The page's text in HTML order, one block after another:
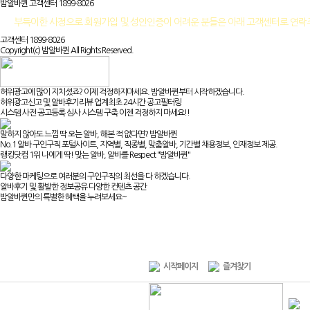
밤알바퀸 고객센터 1899-8026
부득이한 사정으로 회원가입 및 성인인증이 어려운 분들은 아래 고객센터로 연락
고객센터 1899-8026
Copyright(c) 밤알바퀸 All Rights Reserved.
허위광고에 많이 지치셨죠? 이제 걱정하지마세요. 밤알바퀸부터 시작하겠습니다.
허위광고신고 및 알바후기리뷰 업계최초 24시간 공고필터링
시스템 사전 공고등록 심사 시스템 구축 이젠 걱정하지 마세요!!
말하지 않아도 느낌 딱 오는 알바, 해본 적 없다면? 밤알바퀸
No.1 알바 구인구직 포털사이트, 지역별, 직종별, 맞춤알바, 기간별 채용정보, 인재정보 제공.
랭킹닷컴 1위 나에게 딱! 맞는 알바, 알바를 Respect "밤알바퀸"
다양한 마케팅으로 여러분의 구인구직의 최선을 다 하겠습니다.
알바후기 및 활발한 정보공유 다양한 컨텐츠 공간
밤알바퀸만의 특별한 혜택을 누려보세요~
시작페이지 즐겨찾기